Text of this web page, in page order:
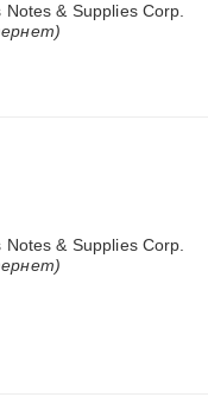
Notes & Supplies Corp.
Notes & Supplies Corp.